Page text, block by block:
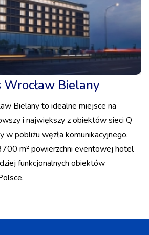
Bielany
Bielany to idealne miejsce na
i największy z obiektów sieci Q
w pobliżu węzła komunikacyjnego,
m² powierzchni eventowej hotel
funkcjonalnych obiektów